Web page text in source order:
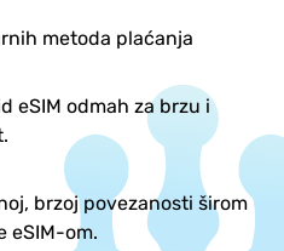
metoda plaćanja
eSIM odmah za brzu i
brzoj povezanosti širom
eSIM-om.